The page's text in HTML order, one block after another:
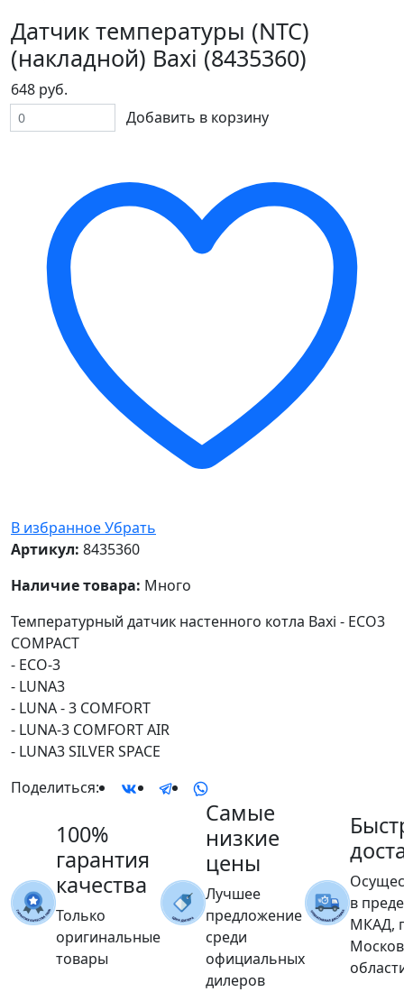
Датчик температуры (NTC)
(накладной) Baxi (8435360)
648 руб.
Добавить в корзину
В избранноеУбрать
Артикул: 8435360
Наличие товара: Много
Температурный датчик настенного котла Baxi - ECO3
COMPACT
- ECO-3
- LUNA3
- LUNA - 3 COMFORT
- LUNA-3 COMFORT AIR
- LUNA3 SILVER SPACE
Поделиться:
100%
гарантия
качества
Только
оригинальные
товары
Самые
низкие
цены
Лучшее
предложение
среди
официальных
дилеров
в
МКАД,